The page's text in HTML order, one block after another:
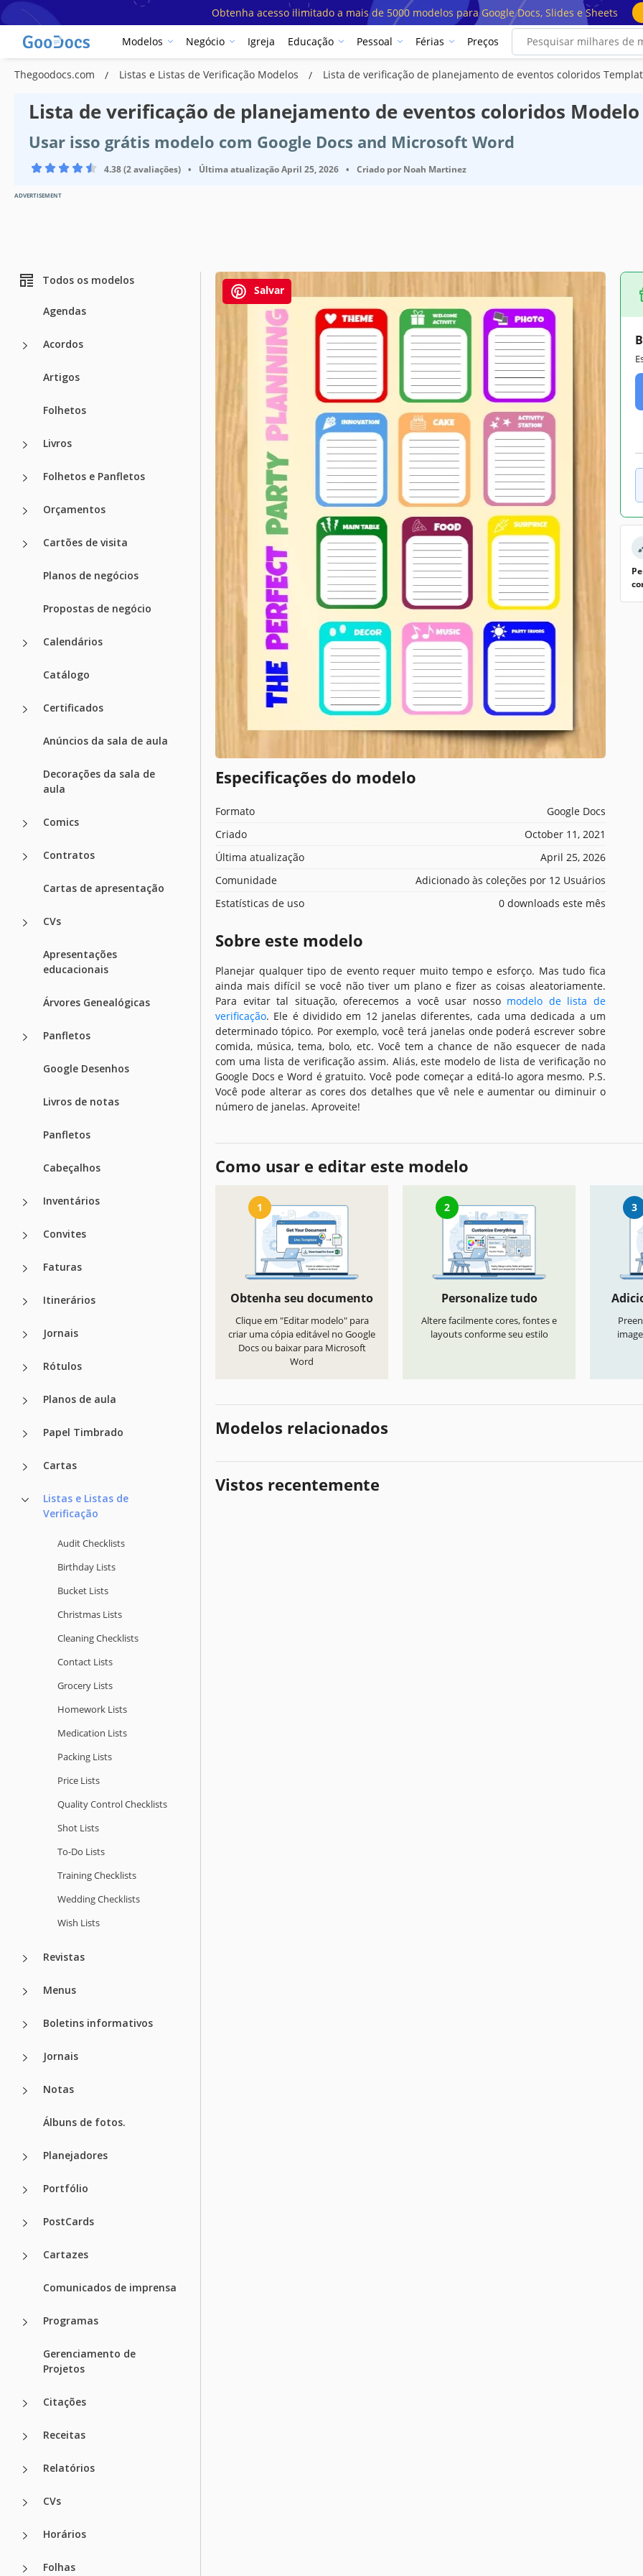
Obtenha acesso ilimitado a mais de 5000 modelos para Google Docs, Slides e Sheets
Modelos Negócio Igreja Educação Pessoal Férias Preços
Thegoodocs.com Listas e Listas de Verificação Modelos Lista de verificação de planejamento de eventos coloridos
Lista de verificação de planejamento de eventos coloridos Modelo
Usar isso grátis modelo com Google Docs and Microsoft Word
4.38 (2 avaliações) • Última atualizaçãoApril 25, 2026 • Criado por Noah Martinez
ADVERTISEMENT
Todos os modelos
Agendas
Acordos
Artigos
Folhetos
Livros
Folhetos e Panfletos
Orçamentos
Cartões de visita
Planos de negócios
Propostas de negócio
Calendários
Catálogo
Certificados
Anúncios da sala de aula
Decorações da sala de
aula
Comics
Contratos
Cartas de apresentação
CVs
Apresentações
educacionais
Árvores Genealógicas
Panfletos
Google Desenhos
Livros de notas
Panfletos
Cabeçalhos
Inventários
Convites
Faturas
Itinerários
Jornais
Rótulos
Planos de aula
Papel Timbrado
Cartas
Listas e Listas de
Verificação
Audit Checklists
Birthday Lists
Bucket Lists
Christmas Lists
Cleaning Checklists
Contact Lists
Grocery Lists
Homework Lists
Medication Lists
Packing Lists
Price Lists
Quality Сontrol Checklists
Shot Lists
To-Do Lists
Training Checklists
Wedding Checklists
Wish Lists
Revistas
Menus
Boletins informativos
Jornais
Notas
Álbuns de fotos.
Planejadores
Portfólio
PostCards
Cartazes
Comunicados de imprensa
Programas
Gerenciamento de
Projetos
Citações
Receitas
Relatórios
CVs
Horários
Folhas
Salvar
Especificações do modelo
Formato
Google Docs
Criado
October 11, 2021
Última atualização
April 25, 2026
Comunidade
Adicionado às coleções por 12 Usuários
Estatísticas de uso
0 downloads este mês
Sobre este modelo
Planejar qualquer tipo de evento requer muito tempo e esforço. Mas tudo fica
ainda mais difícil se você não tiver um plano e fizer as coisas aleatoriamente.
Para evitar tal situação, oferecemos a você usar nosso modelo de lista de
verificação. Ele é dividido em 12 janelas diferentes, cada uma dedicada a um
determinado tópico. Por exemplo, você terá janelas onde poderá escrever sobre
comida, música, tema, bolo, etc. Você tem a chance de não esquecer de nada
com uma lista de verificação assim. Aliás, este modelo de lista de verificação no
Google Docs e Word é gratuito. Você pode começar a editá-lo agora mesmo. P.S.
Você pode alterar as cores dos detalhes que vê nele e aumentar ou diminuir o
número de janelas. Aproveite!
Como usar e editar este modelo
1
Obtenha seu documento
Clique em "Editar modelo" para
criar uma cópia editável no Google
Docs ou baixar para Microsoft
Word
2
Personalize tudo
Altere facilmente cores, fontes e
layouts conforme seu estilo
3
Modelos relacionados
Vistos recentemente